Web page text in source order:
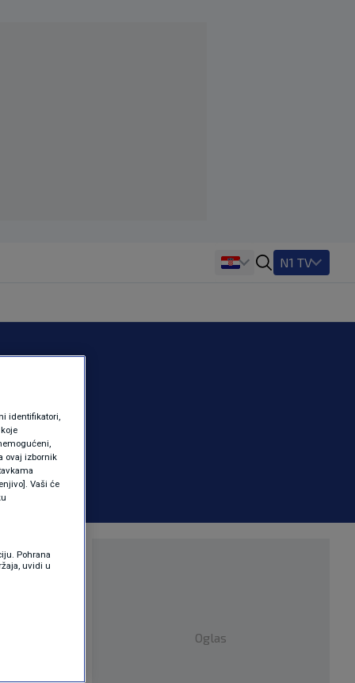
N1 TV
–
Oglas
identifikatori,
ovaj izbornik
Vaši će
Pohrana
uvidi u